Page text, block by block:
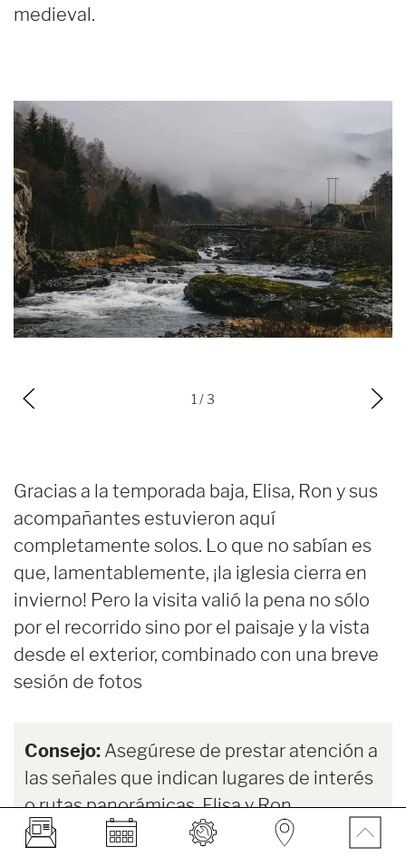
medieval.
2 / 3
Gracias a la temporada baja, Elisa, Ron y sus
acompañantes estuvieron aquí
completamente solos. Lo que no sabían es
que, lamentablemente, ¡la iglesia cierra en
invierno! Pero la visita valió la pena no sólo
por el recorrido sino por el paisaje y la vista
desde el exterior, combinado con una breve
sesión de fotos
Consejo: Asegúrese de prestar atención a
las señales que indican lugares de interés
o rutas panorámicas. Elisa y Ron
descubrieron los caminos más